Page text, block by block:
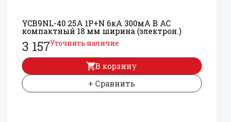
YCB9NL-40 25А 1P+N 6кА 300мА B AC
компактный 18 мм ширина (электрон.)
3 157Уточнить наличие
В корзину
+ Сравнить